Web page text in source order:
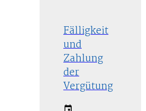
Fälligkeit
und
Zahlung
der
Vergütung